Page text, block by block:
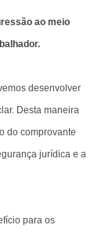
ao meio
desenvolver
Desta maneira
do comprovante
jurídica e a
para os